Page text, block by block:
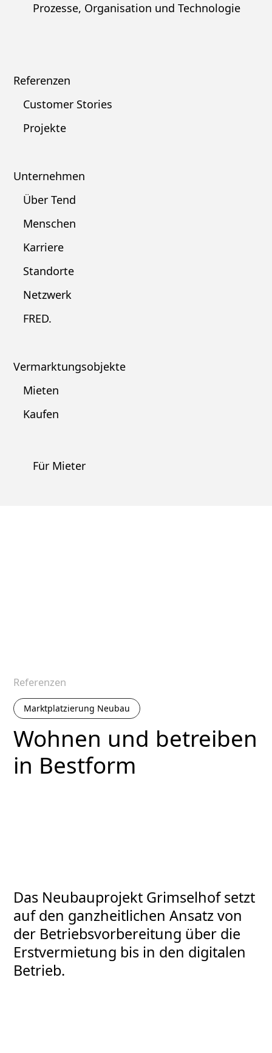
Prozesse, Organisation und Technologie
Referenzen
Customer Stories
Projekte
Unternehmen
Über Tend
Menschen
Karriere
Standorte
Netzwerk
FRED.
Vermarktungsobjekte
Mieten
Kaufen
Für Mieter
Referenzen
Marktplatzierung Neubau
Wohnen und betreiben
in Bestform
Das Neubauprojekt Grimselhof setzt
auf den ganzheitlichen Ansatz von
der Betriebsvorbereitung über die
Erstvermietung bis in den digitalen
Betrieb.